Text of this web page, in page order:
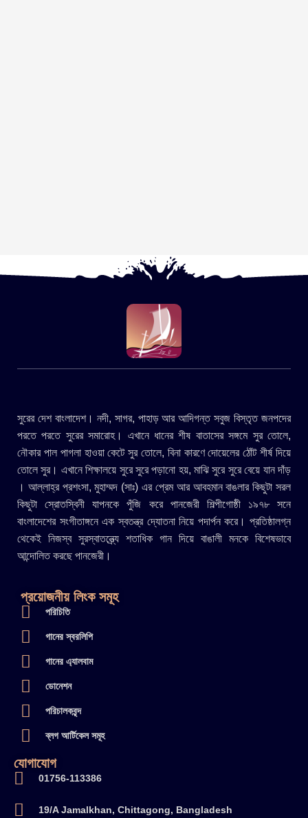
সুরের দেশ বাংলাদেশ। নদী, সাগর, পাহাড় আর আদিগন্ত সবুজ বিস্তৃত জনপদের
পরতে পরতে সুরের সমারোহ। এখানে ধানের শীষ বাতাসের সঙ্গমে সুর তোলে,
নৌকার পাল পাগলা হাওয়া কেটে সুর তোলে, বিনা কারণে দোয়েলের ঠোঁট শীর্ষ দিয়ে
তোলে সুর। এখানে শিক্ষালয়ে সুরে সুরে পড়ানো হয়, মাঝি সুরে সুরে বেয়ে যান দাঁড়
। আল্লাহ্র প্রশংসা, মুহাম্মদ (সাঃ) এর প্রেম আর আবহমান বাঙলার কিছুটা সরল
কিছুটা স্রোতস্বিনী যাপনকে পুঁজি করে পানজেরী শিল্পীগোষ্ঠী ১৯৭৮ সনে
বাংলাদেশের সংগীতাঙ্গনে এক স্বতন্ত্র দ্যোতনা নিয়ে পদার্পন করে। প্রতিষ্ঠালগ্ন
থেকেই নিজস্ব সুরস্বাতন্ত্র্যে শতাধিক গান দিয়ে বাঙালী মনকে বিশেষভাবে
আন্দোলিত করছে পানজেরী।
প্রয়োজনীয় লিংক সমূহ
পরিচিতি
গানের স্বরলিপি
গানের এ্যালবাম
ডোনেশন
পরিচালকবৃন্দ
ব্লগ আর্টিকেল সমূহ
যোগাযোগ
01756-113386
19/A Jamalkhan, Chittagong, Bangladesh